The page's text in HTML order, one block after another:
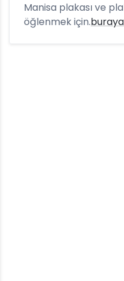
Manisa plakası ve
öğlenmek için.buraya